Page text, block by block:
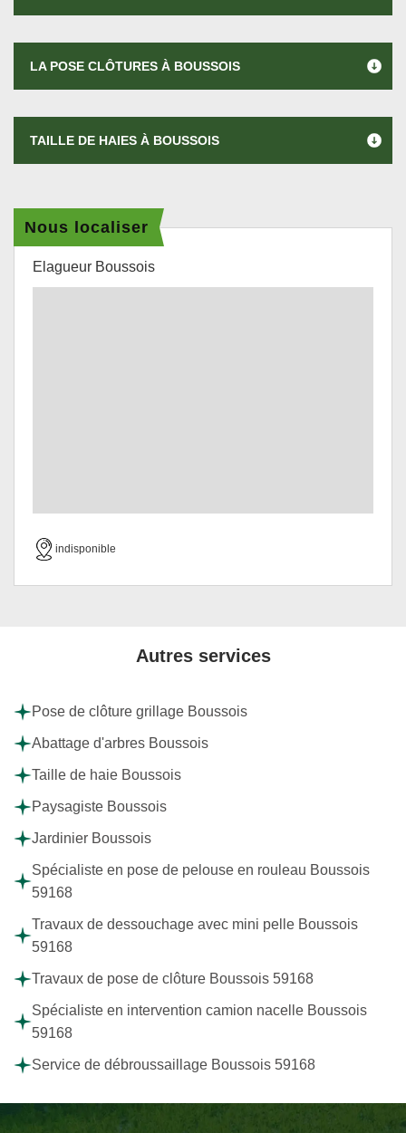
LA POSE CLÔTURES À BOUSSOIS
TAILLE DE HAIES À BOUSSOIS
Nous localiser
Elagueur Boussois
indisponible
Autres services
Pose de clôture grillage Boussois
Abattage d'arbres Boussois
Taille de haie Boussois
Paysagiste Boussois
Jardinier Boussois
Spécialiste en pose de pelouse en rouleau Boussois
59168
Travaux de dessouchage avec mini pelle Boussois
59168
Travaux de pose de clôture Boussois 59168
Spécialiste en intervention camion nacelle Boussois
59168
Service de débroussaillage Boussois 59168